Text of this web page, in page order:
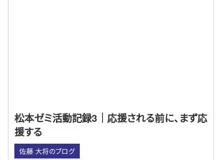
松本ゼミ活動記録3｜応援される前に、まず応
援する
佐藤 大将のブログ